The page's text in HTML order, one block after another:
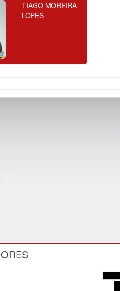
TIAGO MOREIRA
LOPES